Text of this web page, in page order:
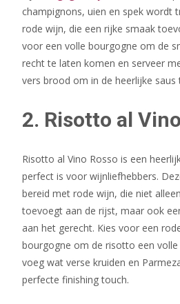
champignons, uien en spek wordt
rode wijn, die een rijke smaak
voor een volle bourgogne om de
recht te laten komen en serveer
vers brood om in de heerlijke saus
2. Risotto al
Risotto al Vino Rosso is een
perfect is voor wijnliefhebbers.
bereid met rode wijn, die niet
toevoegt aan de rijst, maar ook
aan het gerecht. Kies voor een
bourgogne om de risotto een
voeg wat verse kruiden en
perfecte finishing touch.